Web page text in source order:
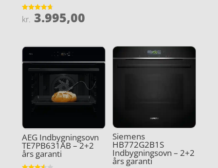
Vurderet
4.7
kr. 3.995,00
AEG Indbygningsovn
TE7PB631AB – 2+2
års garanti
Siemens
HB772G2B1S
Indbygningsovn – 2+2
års garanti